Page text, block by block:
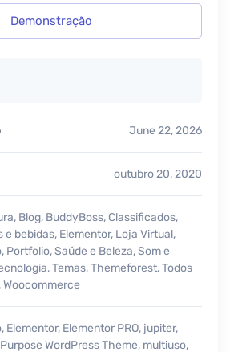
Demonstração
June 22, 2026
outubro 20, 2020
, Blog, BuddyBoss, Classificados,
e bebidas, Elementor, Loja Virtual,
, Portfolio,Saúde e Beleza,Som e
,Temas,Themeforest,Todos
,Woocommerce
, Elementor, Elementor PRO, jupiter,
WordPress Theme, multiuso,